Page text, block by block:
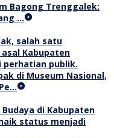
Bagong Trenggalek:
…
di Museum Nasional,